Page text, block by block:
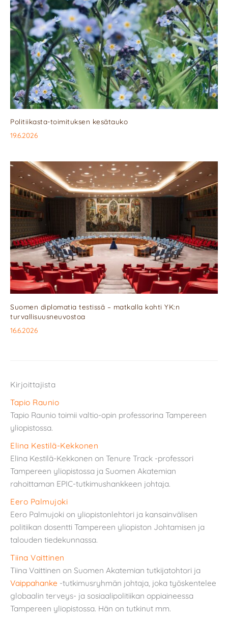
Politiikasta-toimituksen kesätauko
19.6.2026
Suomen diplomatia testissä – matkalla kohti YK:n
turvallisuusneuvostoa
16.6.2026
Kirjoittajista
Tapio Raunio
Tapio Raunio toimii valtio-opin professorina Tampereen
yliopistossa.
Elina Kestilä-Kekkonen
Elina Kestilä-Kekkonen on Tenure Track -professori
Tampereen yliopistossa ja Suomen Akatemian
rahoittaman EPIC-tutkimushankkeen johtaja.
Eero Palmujoki
Eero Palmujoki on yliopistonlehtori ja kansainvälisen
politiikan dosentti Tampereen yliopiston Johtamisen ja
talouden tiedekunnassa.
Tiina Vaittinen
Tiina Vaittinen on Suomen Akatemian tutkijatohtori ja
Vaippahanke -tutkimusryhmän johtaja, joka työskentelee
globaalin terveys- ja sosiaalipolitiikan oppiaineessa
Tampereen yliopistossa. Hän on tutkinut mm.